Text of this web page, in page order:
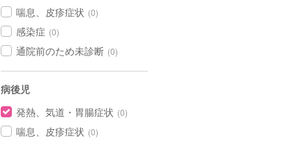
喘息、皮疹症状 (0)
感染症 (0)
通院前のため未診断 (0)
病後児
発熱、気道・胃腸症状 (0)
喘息、皮疹症状 (0)